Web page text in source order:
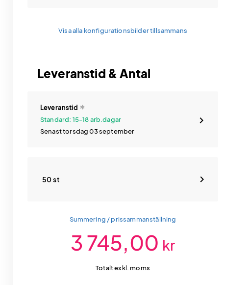
Visa alla konfigurationsbilder tillsammans
Leveranstid & Antal
Leveranstid
Standard: 15-18 arb.dagar
Senast torsdag 03 september
50 st
Summering / prissammanställning
3 745,00 kr
Totalt exkl. moms